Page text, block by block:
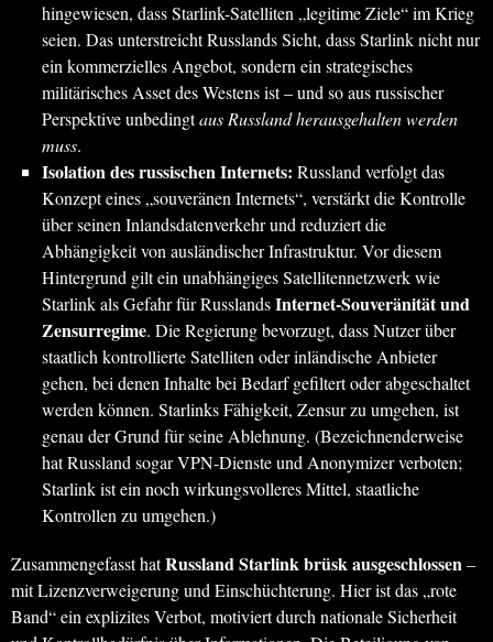
hingewiesen, dass Starlink-Satelliten „legitime Ziele“ im Krieg
seien. Das unterstreicht Russlands Sicht, dass Starlink nicht nur
ein kommerzielles Angebot, sondern ein strategisches
militärisches Asset des Westens ist – und so aus russischer
Perspektive unbedingtaus Russland herausgehalten werden
muss.
Isolation des russischen Internets: Russland verfolgt das
Konzept eines „souveränen Internets“, verstärkt die Kontrolle
über seinen Inlandsdatenverkehr und reduziert die
Abhängigkeit von ausländischer Infrastruktur. Vor diesem
Hintergrund gilt ein unabhängiges Satellitennetzwerk wie
Starlink als Gefahr für RusslandsInternet-Souveränität und
Zensurregime. Die Regierung bevorzugt, dass Nutzer über
staatlich kontrollierte Satelliten oder inländische Anbieter
gehen, bei denen Inhalte bei Bedarf gefiltert oder abgeschaltet
werden können. Starlinks Fähigkeit, Zensur zu umgehen, ist
genau der Grund für seine Ablehnung. (Bezeichnenderweise
hat Russland sogar VPN-Dienste und Anonymizer verboten;
Starlink ist ein noch wirkungsvolleres Mittel, staatliche
Kontrollen zu umgehen.)
Zusammengefasst hatRussland Starlink brüsk ausgeschlossen–
mit Lizenzverweigerung und Einschüchterung. Hier ist das „rote
Band“ ein explizites Verbot, motiviert durch nationale Sicherheit